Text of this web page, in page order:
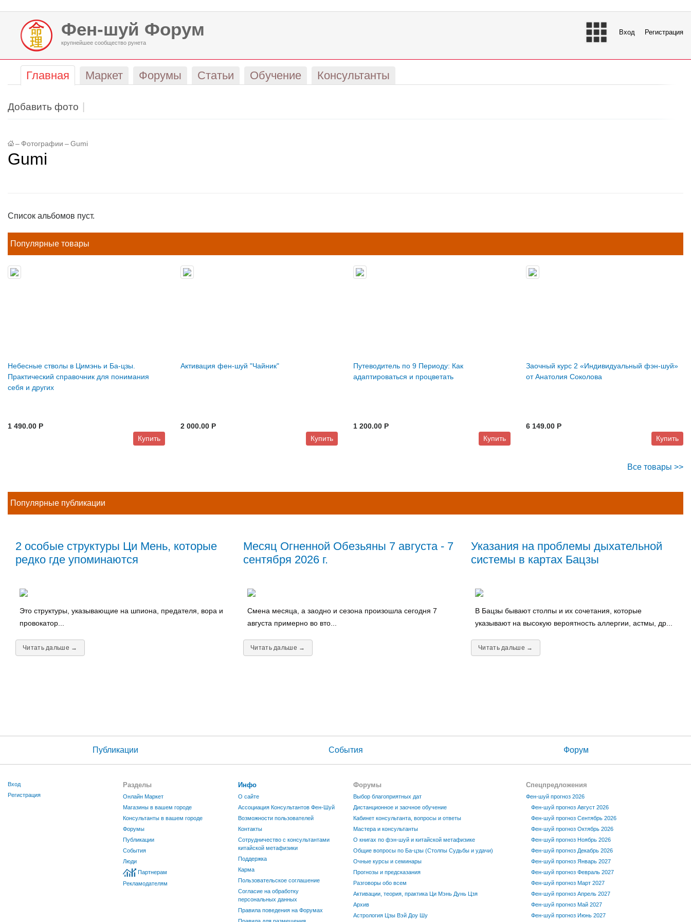
Фен-шуй Форум
крупнейшее сообщество рунета
Вход Регистрация
Главная Маркет Форумы Статьи Обучение Консультанты
Добавить фото
– Фотографии – Gumi
Gumi
Список альбомов пуст.
Популярные товары
Небесные стволы в Цимэнь и Ба-цзы.
Практический справочник для понимания
себя и других
1 490.00 P
Купить
Активация фен-шуй "Чайник"
2 000.00 P
Купить
Путеводитель по 9 Периоду: Как
адаптироваться и процветать
1 200.00 P
Купить
Заочный курс 2 «Индивидуальный фэн-шуй»
от Анатолия Соколова
6 149.00 P
Купить
Все товары >>
Популярные публикации
2 особые структуры Ци Мень, которые
редко где упоминаются
Это структуры, указывающие на шпиона, предателя, вора и
провокатор...
Читать дальше →
Месяц Огненной Обезьяны 7 августа - 7
сентября 2026 г.
Смена месяца, а заодно и сезона произошла сегодня 7
августа примерно во вто...
Читать дальше →
Указания на проблемы дыхательной
системы в картах Бацзы
В Бацзы бывают столпы и их сочетания, которые
указывают на высокую вероятность аллергии, астмы, др...
Читать дальше →
Публикации События Форум
Вход
Регистрация
Разделы
Онлайн Маркет
Магазины в вашем городе
Консультанты в вашем городе
Форумы
Публикации
События
Люди
Партнерам
Рекламодателям
Инфо
О сайте
Ассоциация Консультантов Фен-Шуй
Возможности пользователей
Контакты
Сотрудничество с консультантами
китайской метафизики
Поддержка
Карма
Пользовательское соглашение
Согласие на обработку
персональных данных
Правила поведения на Форумах
Правила для размещения
Форумы
Выбор благоприятных дат
Дистанционное и заочное обучение
Кабинет консультанта, вопросы и ответы
Мастера и консультанты
О книгах по фэн-шуй и китайской метафизике
Общие вопросы по Ба-цзы (Столпы Судьбы и удачи)
Очные курсы и семинары
Прогнозы и предсказания
Разговоры обо всем
Активации, теория, практика Ци Мэнь Дунь Цзя
Архив
Астрология Цзы Вэй Доу Шу
Спецпредложения
Фен-шуй прогноз 2026
Фен-шуй прогноз Август 2026
Фен-шуй прогноз Сентябрь 2026
Фен-шуй прогноз Октябрь 2026
Фен-шуй прогноз Ноябрь 2026
Фен-шуй прогноз Декабрь 2026
Фен-шуй прогноз Январь 2027
Фен-шуй прогноз Февраль 2027
Фен-шуй прогноз Март 2027
Фен-шуй прогноз Апрель 2027
Фен-шуй прогноз Май 2027
Фен-шуй прогноз Июнь 2027